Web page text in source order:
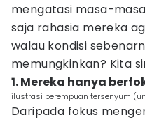
mengatasi masa-
saja rahasia mereka
walau kondisi
memungkinkan? Kita
1. Mereka hanya
ilustrasi perempuan tersenyum
Daripada fokus